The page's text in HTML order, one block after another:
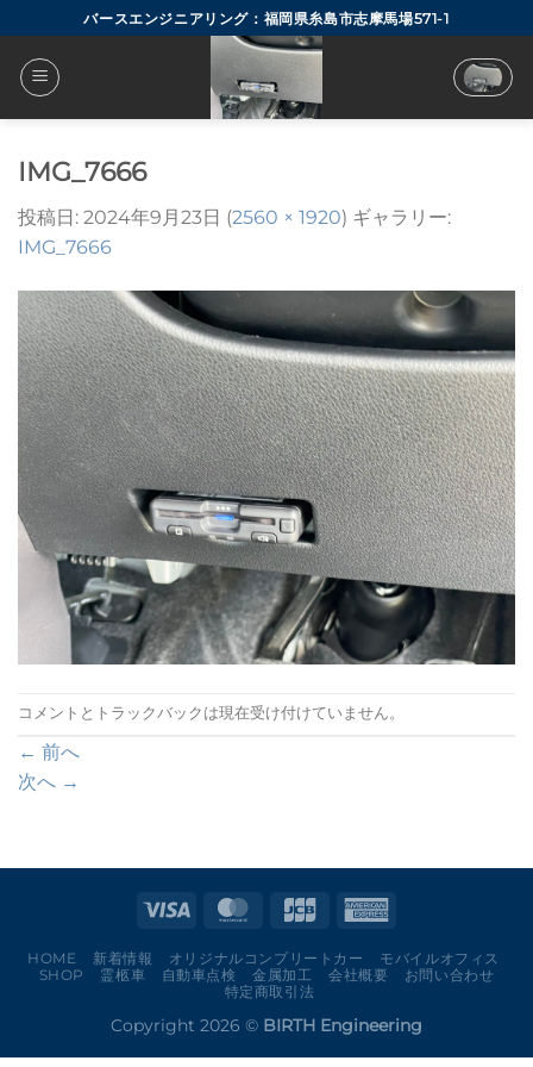
to
content
バースエンジニアリング：福岡県糸島市志摩馬場571-1
IMG_7666
投稿日: 2024年9月23日 (2560 × 1920) ギャラリー:
IMG_7666
コメントとトラックバックは現在受け付けていません。
← 前へ
次へ →
HOME 新着情報 オリジナルコンプリートカー
モバイルオフィス
SHOP
霊柩車 自動車点検 金属加工 会社概要
お問い合わせ
特定商取引法
Copyright 2026 © BIRTH Engineering